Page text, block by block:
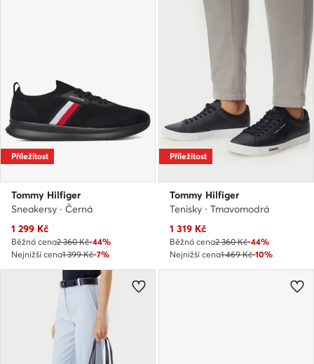
Příležitost
Tommy Hilfiger
Sneakersy · Černá
Aktuální cena
1 299 Kč
Běžná cena2 360 Kč-44%
Nejnižší cena1 399 Kč-7%
Příležitost
Tommy Hilfiger
Tenisky · Tmavomodrá
Aktuální cena
1 319 Kč
Běžná cena2 360 Kč-44%
Nejnižší cena1 469 Kč-10%